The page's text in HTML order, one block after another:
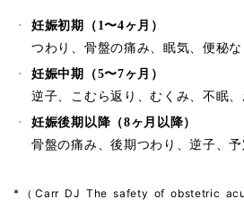
妊娠初期（1〜4ヶ月）
つわり、骨盤の痛み、眠気、便秘な
妊娠中期（5〜7ヶ月）
逆子、こむら返り、むくみ、不眠
妊娠後期以降（8ヶ月以降）
骨盤の痛み、後期つわり、逆子、
*（Carr DJ The safety of obstetric